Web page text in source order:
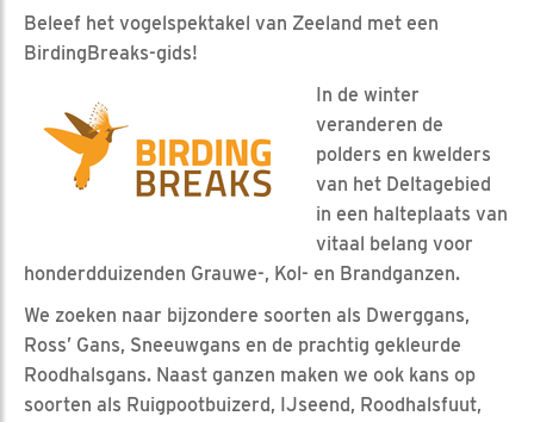
Beleef het vogelspektakel van Zeeland met een
BirdingBreaks-gids!
In de winter
veranderen de
polders en kwelders
van het Deltagebied
in een halteplaats van
vitaal belang voor
honderdduizenden Grauwe-, Kol- en Brandganzen.
We zoeken naar bijzondere soorten als Dwerggans,
Ross’ Gans, Sneeuwgans en de prachtig gekleurde
Roodhalsgans. Naast ganzen maken we ook kans op
soorten als Ruigpootbuizerd, IJseend, Roodhalsfuut,